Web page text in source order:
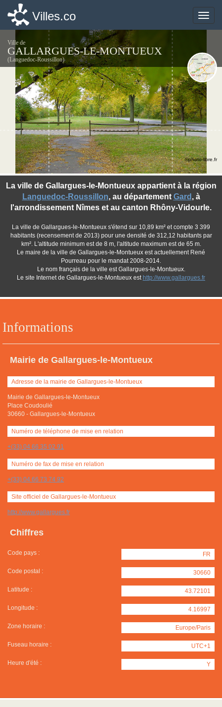
Toggle
Villes.co
Ville de
GALLARGUES-LE-MONTUEUX
(Languedoc-Roussillon)
Informations
Mairie de Gallargues-le-Montueux
Adresse de la mairie de Gallargues-le-Montueux
Mairie de Gallargues-le-Montueux
Place Coudoulié
30660 - Gallargues-le-Montueux
Numéro de téléphone de mise en relation
+(33) 04 66 35 02 91
Numéro de fax de mise en relation
+(33) 04 66 73 74 92
Site officiel de Gallargues-le-Montueux
http://www.gallargues.fr
Chiffres
Code pays : FR
Code postal : 30660
Latitude : 43.72101
Longitude : 4.16997
Zone horaire : Europe/Paris
Fuseau horaire : UTC+1
Heure d'été : Y
La ville de Gallargues-le-Montueux appartient à la région
Languedoc-Roussillon, au département Gard , à
l'arrondissement Nîmes et au canton Rhôny-Vidourle.
La ville de Gallargues-le-Montueux s'étend sur 10,89 km² et compte 3 399
habitants (recensement de 2013) pour une densité de 312,12 habitants par
km². L'altitude minimum est de 8 m, l'altitude maximum est de 65 m.
Le maire de la ville de Gallargues-le-Montueux est actuellement René
Pourreau pour le mandat 2008-2014.
Le nom français de la ville est Gallargues-le-Montueux.
Le site Internet de Gallargues-le-Montueux est http://www.gallargues.fr
©photo-libre.fr
Toggle
Villes.co